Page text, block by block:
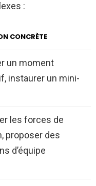
:
CONCRÈTE
un moment
instaurer un mini-
les forces de
proposer des
d’équipe